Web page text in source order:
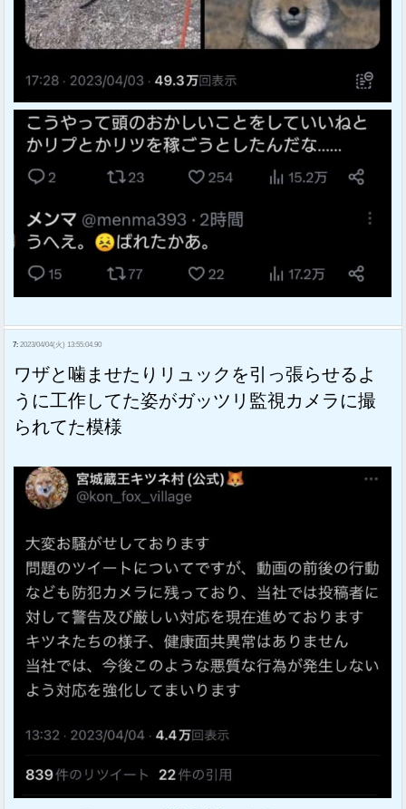
7: 2023/04/04(火) 13:55:04.90
ワザと噛ませたりリュックを引っ張らせるよ
うに工作してた姿がガッツリ監視カメラに撮
られてた模様